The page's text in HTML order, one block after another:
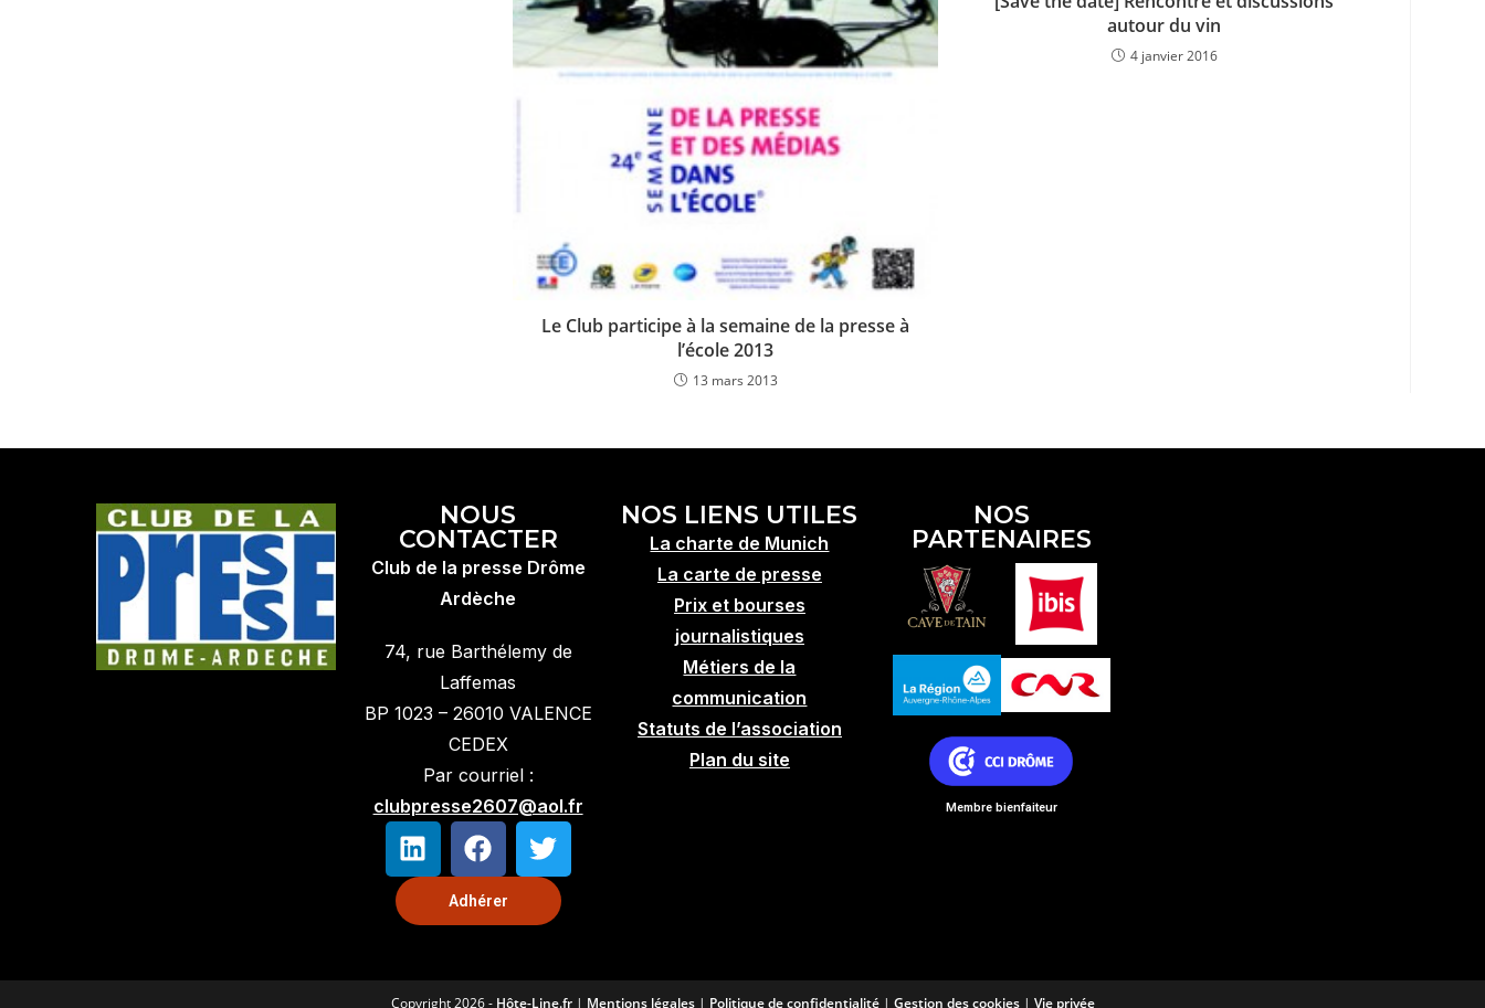
Le Club participe à la semaine de la presse à
l’école 2013
13 mars 2013
autour du vin
4 janvier 2016
NOUS
CONTACTER
Club de la presse Drôme
Ardèche
74, rue Barthélemy de
Laffemas
BP 1023 – 26010 VALENCE
CEDEX
Par courriel :
clubpresse2607@aol.fr
Adhérer
NOS LIENS UTILES
La charte de Munich
La carte de presse
Prix et bourses
journalistiques
Métiers de la
communication
Statuts de l’association
Plan du site
NOS
PARTENAIRES
Membre bienfaiteur
Copyright 2026 - Hôte-Line.fr| Mentions légales| Politique de confidentialité| Gestion des cookies| Vie privée